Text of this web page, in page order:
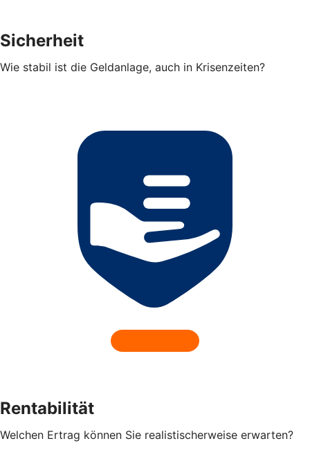
Sicherheit
Wie stabil ist die Geldanlage, auch in Krisenzeiten?
Rentabilität
Welchen Ertrag können Sie realistischerweise erwarten?